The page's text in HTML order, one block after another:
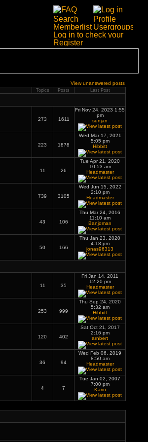
View unanswered posts
Topics Posts Last Post
273 1611
Fri Nov 24, 2023 1:55
pm
sunjan
223 1878
Wed Mar 17, 2021
5:05 pm
Hibbitt
11 26
Tue Apr 21, 2020
10:53 am
Headmaster
739 3105
Wed Jun 15, 2022
2:10 pm
Headmaster
43 106
Thu Mar 24, 2016
11:10 am
Banjoman
50 166
Thu Jan 23, 2020
4:18 pm
jonas96313
11 35
Fri Jan 14, 2011
12:20 pm
Headmaster
253 999
Thu Sep 24, 2020
5:32 am
Hibbitt
120 402
Sat Oct 21, 2017
2:16 pm
arnbert
36 94
Wed Feb 06, 2019
8:50 am
Headmaster
4 7
Tue Jan 02, 2007
7:00 pm
Karin